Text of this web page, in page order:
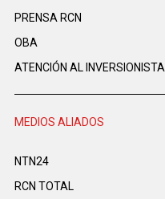
PRENSA RCN
OBA
ATENCIÓN AL INVERSIONISTA
MEDIOS ALIADOS
NTN24
RCN TOTAL